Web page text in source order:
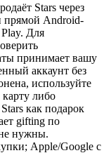
Stars через
прямой Android-
Для
принимает вашу
аккаунт без
используйте
либо
как подарок
gifting по
нужны.
Apple/Google с